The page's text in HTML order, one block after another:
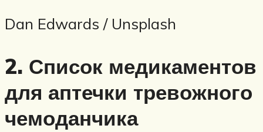
Dan Edwards / Unsplash
2. Список медикаментов
для аптечки тревожного
чемоданчика